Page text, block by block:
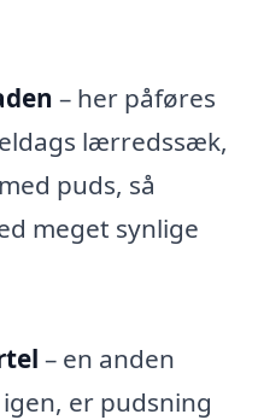
– her påføres
lærredssæk,
puds, så
meget synlige
– en anden
er pudsning